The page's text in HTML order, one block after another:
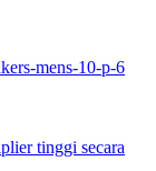
mens-10-p-6
tinggi secara